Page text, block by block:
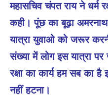
महासचिव चंपत राय ने धर्म
कही। पूंछ का बूढ़ा
यात्रा युवाओ को जरूर
संख्या में लोग इस यात्रा पर
रक्षा का कार्य हम सब का
नहीं हटना।